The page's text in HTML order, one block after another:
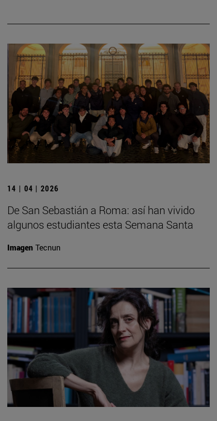
14 | 04 | 2026
De San Sebastián a Roma: así han vivido
algunos estudiantes esta Semana Santa
Imagen Tecnun